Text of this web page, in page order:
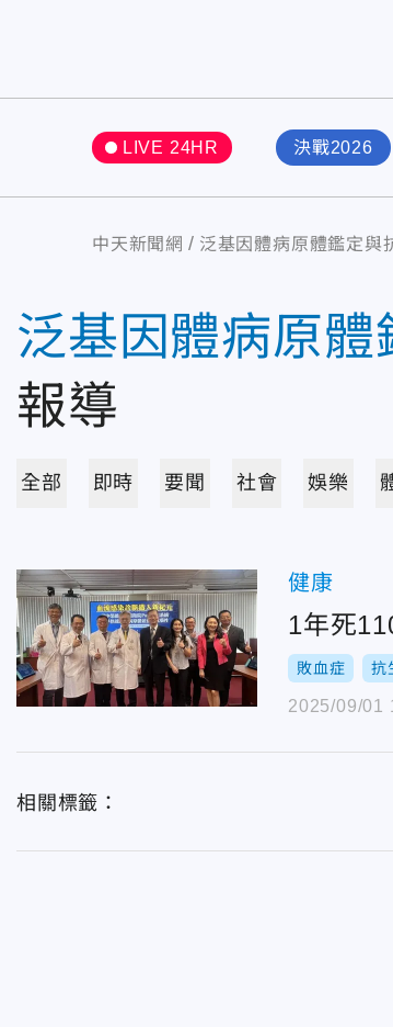
LIVE 24HR 決戰2026
中天新聞網 泛基因體病原體鑑定與
泛基因體病原
報導
全部 即時 要聞 社會 娛樂
健康
1年死
敗血症 抗
2025/09/01
相關標籤：